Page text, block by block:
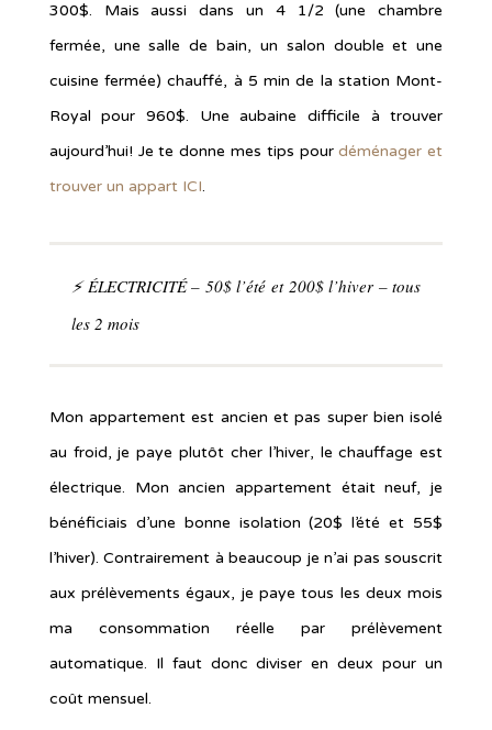
300$. Mais aussi dans un 4 1/2 (une chambre
fermée, une salle de bain, un salon double et une
cuisine fermée) chauffé, à 5 min de la station Mont-
Royal pour 960$. Une aubaine difficile à trouver
aujourd’hui! Je te donne mes tips pourdéménager et
trouver un appart ICI.
⚡ ÉLECTRICITÉ – 50$ l’été et 200$ l’hiver – tous
les 2 mois
Mon appartement est ancien et pas super bien isolé
au froid, je paye plutôt cher l’hiver, le chauffage est
électrique. Mon ancien appartement était neuf, je
bénéficiais d’une bonne isolation (20$ l’été et 55$
l’hiver). Contrairement à beaucoup je n’ai pas souscrit
aux prélèvements égaux, je paye tous les deux mois
ma consommation réelle par prélèvement
automatique. Il faut donc diviser en deux pour un
coût mensuel.